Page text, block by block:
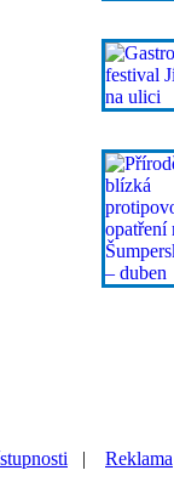
Reklama